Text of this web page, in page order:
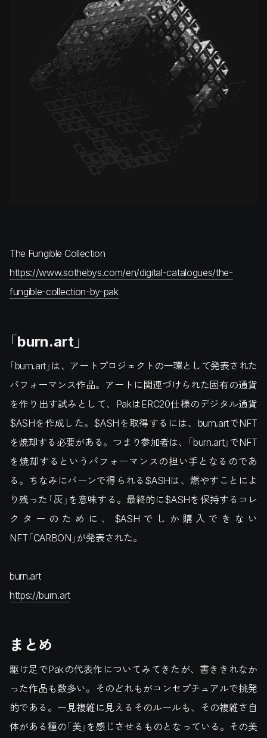
The Fungible Collection
https://www.sothebys.com/en/digital-catalogues/the-
fungible-collection-by-pak
「burn.art」
「burn.art」は、アートプロジェクトの一環として発表された
パフォーマンス作品。アートに関連づけられた固有の通貨
を作り出す試みとして、PakはERC20仕様のデジタル通貨
$ASHを作成した。$ASHを取得するには、burn.artでNFT
を焼却する必要がある。つまり参加者は、「burn.art」でNFT
を焼却するというパフォーマンスの担い手となるのであ
る。ちなみにバーンで得られる$ASHは、燃やすことによ
り残った「灰」を意味する。最終的に$ASHを保持するコレ
クターのために、$ASHでしか購入できない
NFT「CARBON」が発表された。
burn.art
https://burn.art
まとめ
駆け足でPakの代表作についてみてきたが、書ききれなか
った作品も数多い。そのどれもがコンセプチュアルで挑発
的である。一見複雑に見えるそのルールも、その複雑さ自
体がある種の「美」を感じさせるものとなっている。その美